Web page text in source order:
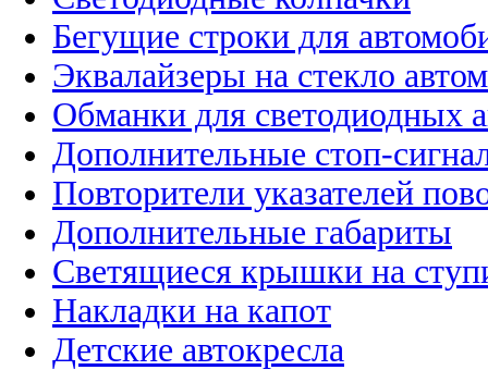
Бегущие строки для
Эквалайзеры на стекло
Обманки для светодиодных
Дополнительные стоп-
Повторители указателей
Дополнительные габариты
Светящиеся крышки на
Накладки на капот
Детские автокресла